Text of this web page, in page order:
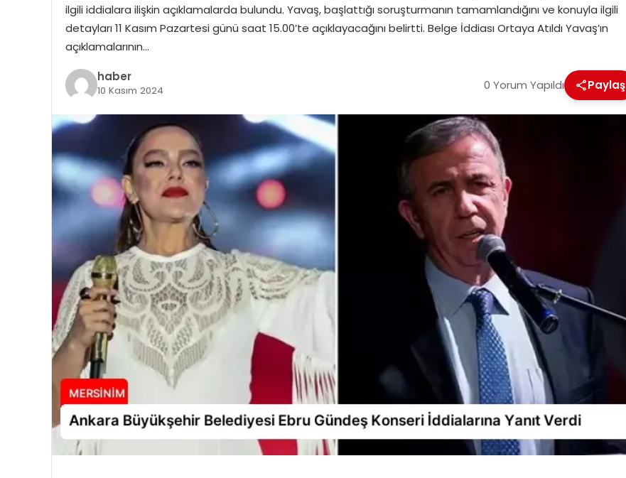
ilgili iddialara ilişkin açıklamalarda bulundu. Yavaş, başlattığı soruşturmanın tamamlandığını ve konuyla ilgili
detayları 11 Kasım Pazartesi günü saat 15.00’te açıklayacağını belirtti. Belge İddiası Ortaya Atıldı Yavaş’ın
açıklamalarının…
haber
10 Kasım 2024 0 Yorum Yapıldı Paylaş